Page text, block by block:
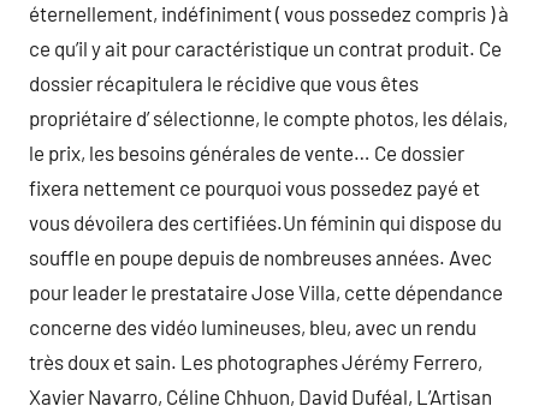
éternellement, indéfiniment ( vous possedez compris ) à
ce qu’il y ait pour caractéristique un contrat produit. Ce
dossier récapitulera le récidive que vous êtes
propriétaire d’ sélectionne, le compte photos, les délais,
le prix, les besoins générales de vente… Ce dossier
fixera nettement ce pourquoi vous possedez payé et
vous dévoilera des certifiées.Un féminin qui dispose du
souffle en poupe depuis de nombreuses années. Avec
pour leader le prestataire Jose Villa, cette dépendance
concerne des vidéo lumineuses, bleu, avec un rendu
très doux et sain. Les photographes Jérémy Ferrero,
Xavier Navarro, Céline Chhuon, David Duféal, L’Artisan